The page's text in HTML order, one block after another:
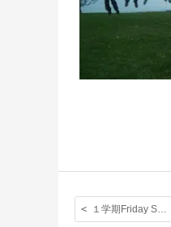
１学期Friday Sports 乗馬の写真 (Greenways: 中・上級者)